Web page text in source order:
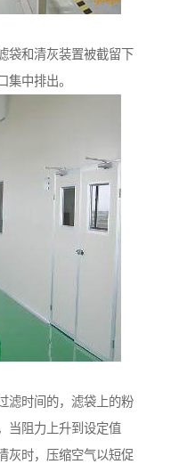
袋和清灰装置被截留下
集中排出。
滤时间的，滤袋上的粉
当阻力上升到设定值
灰时，压缩空气以短促